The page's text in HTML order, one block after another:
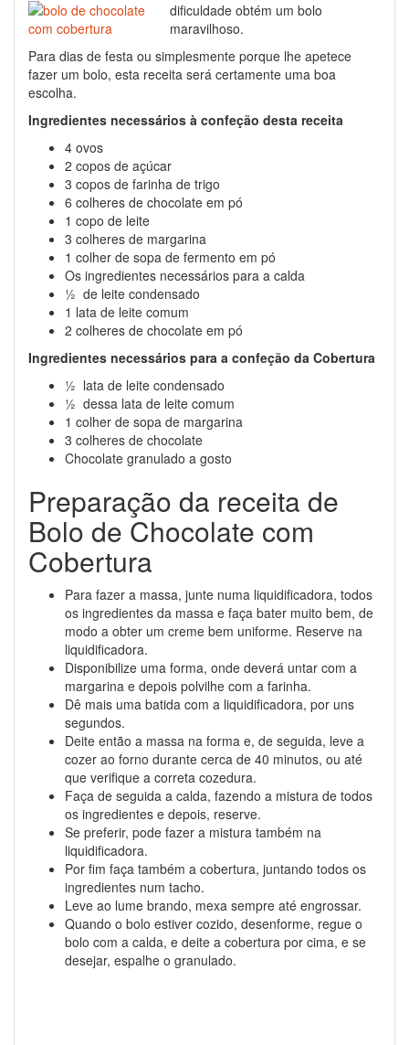
dificuldade obtém um bolo
maravilhoso.
Para dias de festa ou simplesmente porque lhe apetece
fazer um bolo, esta receita será certamente uma boa
escolha.
Ingredientes necessários à confeção desta receita
4 ovos
2 copos de açúcar
3 copos de farinha de trigo
6 colheres de chocolate em pó
1 copo de leite
3 colheres de margarina
1 colher de sopa de fermento em pó
Os ingredientes necessários para a calda
½ de leite condensado
1 lata de leite comum
2 colheres de chocolate em pó
Ingredientes necessários para a confeção da Cobertura
½ lata de leite condensado
½ dessa lata de leite comum
1 colher de sopa de margarina
3 colheres de chocolate
Chocolate granulado a gosto
Preparação da receita de
Bolo de Chocolate com
Cobertura
Para fazer a massa, junte numa liquidificadora, todos
os ingredientes da massa e faça bater muito bem, de
modo a obter um creme bem uniforme. Reserve na
liquidificadora.
Disponibilize uma forma, onde deverá untar com a
margarina e depois polvilhe com a farinha.
Dê mais uma batida com a liquidificadora, por uns
segundos.
Deite então a massa na forma e, de seguida, leve a
cozer ao forno durante cerca de 40 minutos, ou até
que verifique a correta cozedura.
Faça de seguida a calda, fazendo a mistura de todos
os ingredientes e depois, reserve.
Se preferir, pode fazer a mistura também na
liquidificadora.
Por fim faça também a cobertura, juntando todos os
ingredientes num tacho.
Leve ao lume brando, mexa sempre até engrossar.
Quando o bolo estiver cozido, desenforme, regue o
bolo com a calda, e deite a cobertura por cima, e se
desejar, espalhe o granulado.